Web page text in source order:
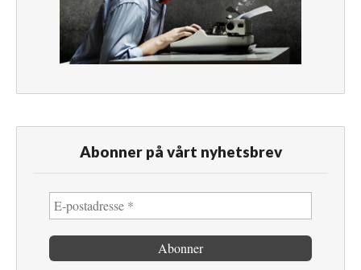
Abonner på vårt nyhetsbrev